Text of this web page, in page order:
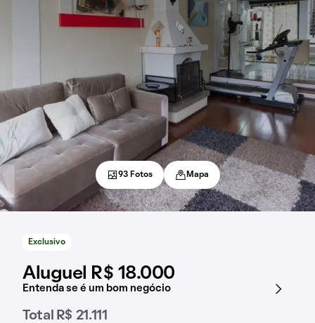
Exclusivo
Aluguel R$ 18.000
Entenda se é um bom negócio
Total R$ 21.111
93 Fotos Mapa